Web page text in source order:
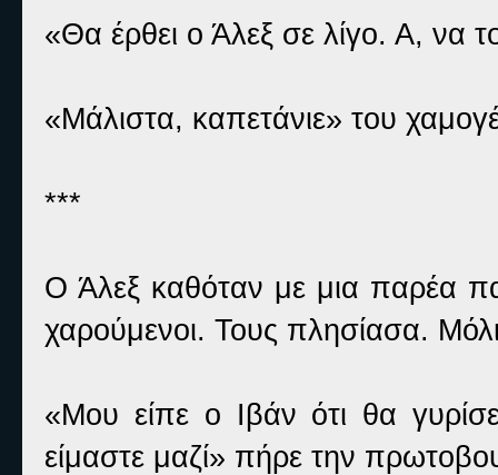
«Θα έρθει ο Άλεξ σε λίγο. Α, να
«Μάλιστα, καπετάνιε» του
***
Ο Άλεξ καθόταν με μια παρέα
χαρούμενοι. Τους πλησίασα.
«Μου είπε ο Ιβάν ότι θα
είμαστε μαζί» πήρε την